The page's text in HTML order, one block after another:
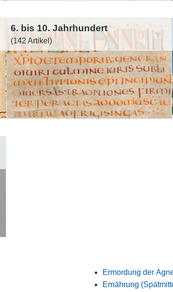
6. bis 10. Jahrhundert
(142 Artikel)
Ermordung der
Ernährung